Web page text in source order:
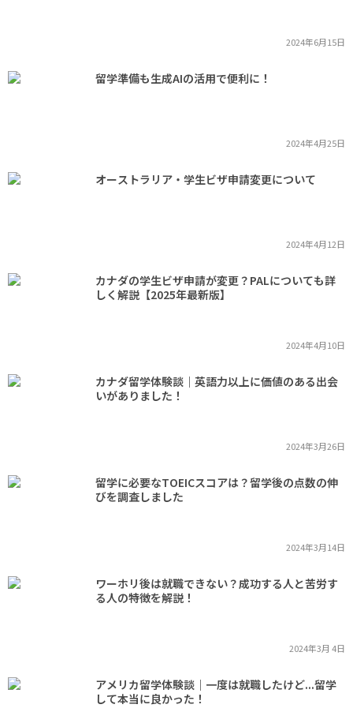
2024年6月15日
留学準備も生成AIの活用で便利に！
2024年4月25日
オーストラリア・学生ビザ申請変更について
2024年4月12日
カナダの学生ビザ申請が変更？PALについても詳
しく解説【2025年最新版】
2024年4月10日
カナダ留学体験談｜英語力以上に価値のある出会
いがありました！
2024年3月26日
留学に必要なTOEICスコアは？留学後の点数の伸
びを調査しました
2024年3月14日
ワーホリ後は就職できない？成功する人と苦労す
る人の特徴を解説！
2024年3月 4日
アメリカ留学体験談｜一度は就職したけど...留学
して本当に良かった！